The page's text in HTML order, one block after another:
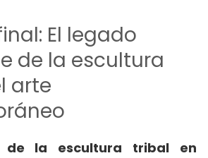
El legado
de la escultura
arte
de la escultura tribal en